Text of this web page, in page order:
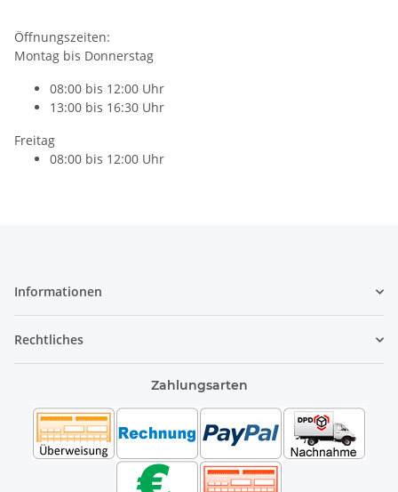
Öffnungszeiten:
Montag bis Donnerstag
08:00 bis 12:00 Uhr
13:00 bis 16:30 Uhr
Freitag
08:00 bis 12:00 Uhr
Informationen
Rechtliches
Zahlungsarten